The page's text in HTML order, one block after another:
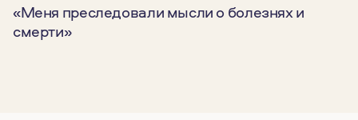
«Меня преследовали мысли о болезнях и
смерти»